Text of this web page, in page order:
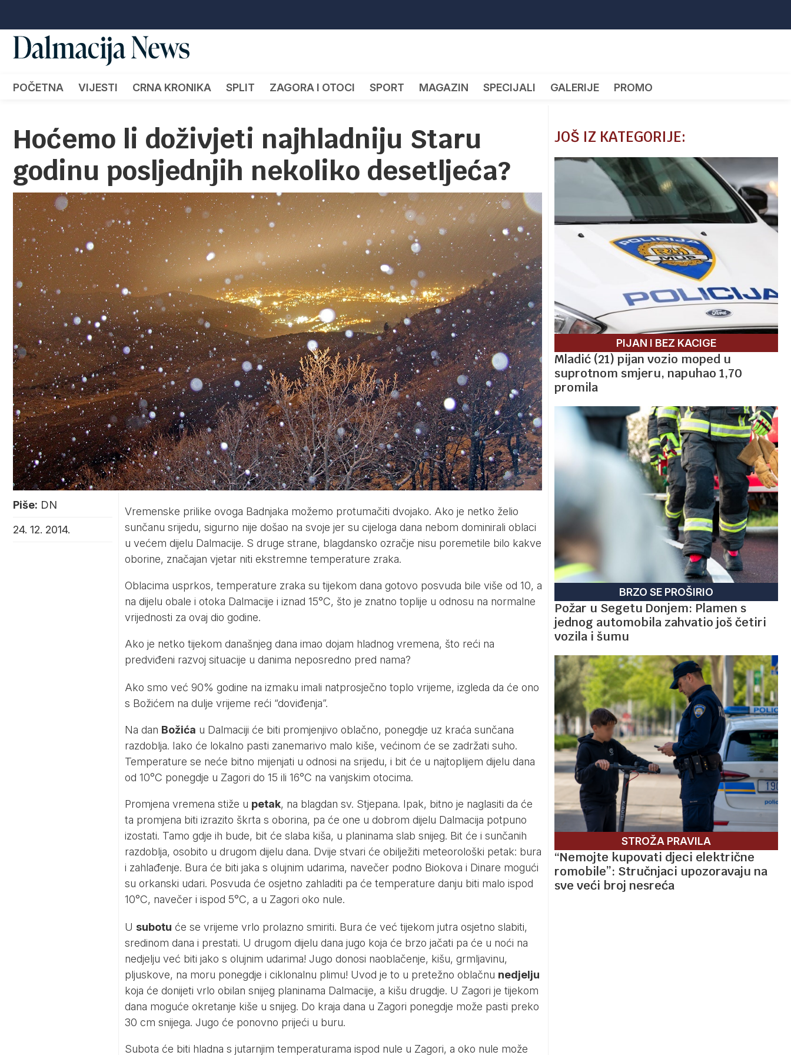
POČETNA VIJESTI CRNA KRONIKA SPLIT ZAGORA I OTOCI SPORT MAGAZIN SPECIJALI GALERIJE PROMO
Hoćemo li doživjeti najhladniju Staru
godinu posljednjih nekoliko desetljeća?
Piše: DN
24. 12. 2014.
Vremenske prilike ovoga Badnjaka možemo protumačiti dvojako. Ako je netko želio
sunčanu srijedu, sigurno nije došao na svoje jer su cijeloga dana nebom dominirali oblaci
u većem dijelu Dalmacije. S druge strane, blagdansko ozračje nisu poremetile bilo kakve
oborine, značajan vjetar niti ekstremne temperature zraka.
Oblacima usprkos, temperature zraka su tijekom dana gotovo posvuda bile više od 10, a
na dijelu obale i otoka Dalmacije i iznad 15°C, što je znatno toplije u odnosu na normalne
vrijednosti za ovaj dio godine.
Ako je netko tijekom današnjeg dana imao dojam hladnog vremena, što reći na
predviđeni razvoj situacije u danima neposredno pred nama?
Ako smo već 90% godine na izmaku imali natprosječno toplo vrijeme, izgleda da će ono
s Božićem na dulje vrijeme reći “doviđenja”.
Na dan Božića u Dalmaciji će biti promjenjivo oblačno, ponegdje uz kraća sunčana
razdoblja. Iako će lokalno pasti zanemarivo malo kiše, većinom će se zadržati suho.
Temperature se neće bitno mijenjati u odnosi na srijedu, i bit će u najtoplijem dijelu dana
od 10°C ponegdje u Zagori do 15 ili 16°C na vanjskim otocima.
Promjena vremena stiže u petak, na blagdan sv. Stjepana. Ipak, bitno je naglasiti da će
ta promjena biti izrazito škrta s oborina, pa će one u dobrom dijelu Dalmacija potpuno
izostati. Tamo gdje ih bude, bit će slaba kiša, u planinama slab snijeg. Bit će i sunčanih
razdoblja, osobito u drugom dijelu dana. Dvije stvari će obilježiti meteorološki petak: bura
i zahlađenje. Bura će biti jaka s olujnim udarima, navečer podno Biokova i Dinare mogući
su orkanski udari. Posvuda će osjetno zahladiti pa će temperature danju biti malo ispod
10°C, navečer i ispod 5°C, a u Zagori oko nule.
U subotu će se vrijeme vrlo prolazno smiriti. Bura će već tijekom jutra osjetno slabiti,
sredinom dana i prestati. U drugom dijelu dana jugo koja će brzo jačati pa će u noći na
nedjelju već biti jako s olujnim udarima! Jugo donosi naoblačenje, kišu, grmljavinu,
pljuskove, na moru ponegdje i ciklonalnu plimu! Uvod je to u pretežno oblačnu nedjelju
koja će donijeti vrlo obilan snijeg planinama Dalmacije, a kišu drugdje. U Zagori je tijekom
dana moguće okretanje kiše u snijeg. Do kraja dana u Zagori ponegdje može pasti preko
30 cm snijega. Jugo će ponovno prijeći u buru.
Subota će biti hladna s jutarnjim temperaturama ispod nule u Zagori, a oko nule može
JOŠ IZ KATEGORIJE:
PIJAN I BEZ KACIGE
Mladić (21) pijan vozio moped u
suprotnom smjeru, napuhao 1,70
promila
BRZO SE PROŠIRIO
Požar u Segetu Donjem: Plamen s
jednog automobila zahvatio još četiri
vozila i šumu
STROŽA PRAVILA
“Nemojte kupovati djeci električne
romobile”: Stručnjaci upozoravaju na
sve veći broj nesreća